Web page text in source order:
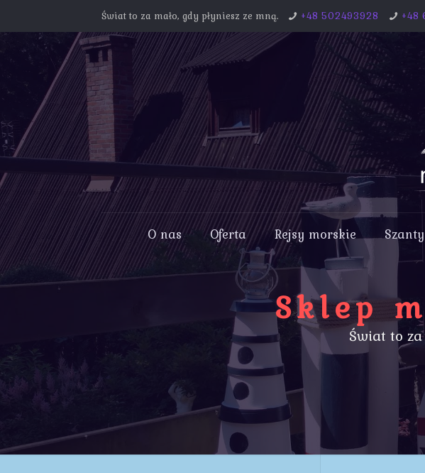
Świat to za mało, gdy płyniesz ze mną. +48 502493928 +48
O nas Oferta Rejsy morskie Szanty
Sklep
Świat to za